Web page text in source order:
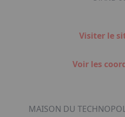
Visiter le
Voir les
MAISON DU